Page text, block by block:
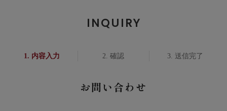
INQUIRY
内容入力 確認 送信完了
お問い合わせ